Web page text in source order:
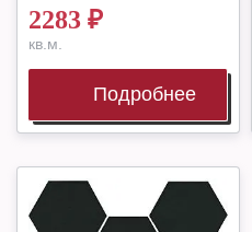
2283 ₽
кв.м.
Подробнее